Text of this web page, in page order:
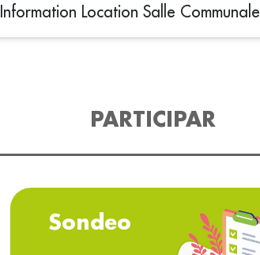
Information Location Salle Communale
PARTICIPAR
Sondeo